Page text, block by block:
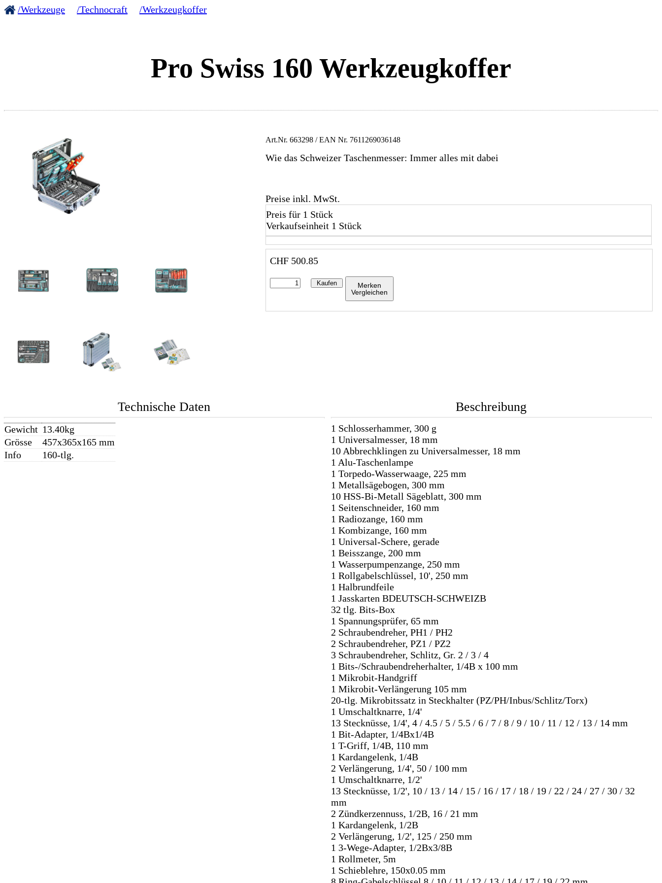
/Werkzeuge /Technocraft /Werkzeugkoffer
Pro Swiss 160 Werkzeugkoffer
Art.Nr.663298 / EAN Nr. 7611269036148
Wie das Schweizer Taschenmesser: Immer alles mit dabei
Preise inkl. MwSt.
Preis für 1 Stück
Verkaufseinheit 1 Stück
CHF 500.85
Kaufen
Merken
Vergleichen
Technische Daten
Gewicht 13.40kg
Grösse
457x365x165 mm
Info
160-tlg.
Beschreibung
1 Schlosserhammer, 300 g
1 Universalmesser, 18 mm
10 Abbrechklingen zu Universalmesser, 18 mm
1 Alu-Taschenlampe
1 Torpedo-Wasserwaage, 225 mm
1 Metallsägebogen, 300 mm
10 HSS-Bi-Metall Sägeblatt, 300 mm
1 Seitenschneider, 160 mm
1 Radiozange, 160 mm
1 Kombizange, 160 mm
1 Universal-Schere, gerade
1 Beisszange, 200 mm
1 Wasserpumpenzange, 250 mm
1 Rollgabelschlüssel, 10', 250 mm
1 Halbrundfeile
1 Jasskarten BDEUTSCH-SCHWEIZB
32 tlg. Bits-Box
1 Spannungsprüfer, 65 mm
2 Schraubendreher, PH1 / PH2
2 Schraubendreher, PZ1 / PZ2
3 Schraubendreher, Schlitz, Gr. 2 / 3 / 4
1 Bits-/Schraubendreherhalter, 1/4B x 100 mm
1 Mikrobit-Handgriff
1 Mikrobit-Verlängerung 105 mm
20-tlg. Mikrobitssatz in Steckhalter (PZ/PH/Inbus/Schlitz/Torx)
1 Umschaltknarre, 1/4'
13 Stecknüsse, 1/4', 4 / 4.5 / 5 / 5.5 / 6 / 7 / 8 / 9 / 10 / 11 / 12 / 13 / 14 mm
1 Bit-Adapter, 1/4Bx1/4B
1 T-Griff, 1/4B, 110 mm
1 Kardangelenk, 1/4B
2 Verlängerung, 1/4', 50 / 100 mm
1 Umschaltknarre, 1/2'
13 Stecknüsse, 1/2', 10 / 13 / 14 / 15 / 16 / 17 / 18 / 19 / 22 / 24 / 27 / 30 / 32
mm
2 Zündkerzennuss, 1/2B, 16 / 21 mm
1 Kardangelenk, 1/2B
2 Verlängerung, 1/2', 125 / 250 mm
1 3-Wege-Adapter, 1/2Bx3/8B
1 Rollmeter, 5m
1 Schieblehre, 150x0.05 mm